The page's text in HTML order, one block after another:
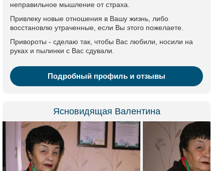
неправильное мышление от страха.
Привлеку новые отношения в Вашу жизнь, либо
восстановлю утраченные, если Вы этого пожелаете.
Привороты - сделаю так, чтобы Вас любили, носили на
руках и пылинки с Вас сдували.
Подробный профиль и отзывы
Ясновидящая Валентина